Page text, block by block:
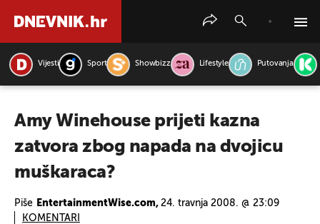
Vijesti Sport Showbizz Lifestyle Putovanja
Amy Winehouse prijeti kazna
zatvora zbog napada na dvojicu
muškaraca?
Piše EntertainmentWise.com, 24. travnja 2008. @ 23:09
KOMENTARI
PRETRAŽITE VIJESTI